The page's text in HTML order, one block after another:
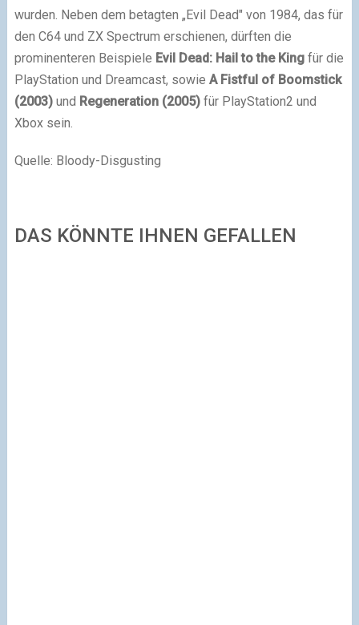
wurden. Neben dem betagten „Evil Dead" von 1984, das für
den C64 und ZX Spectrum erschienen, dürften die
prominenteren Beispiele Evil Dead: Hail to the Kingfür die
PlayStation und Dreamcast, sowie A Fistful of Boomstick
(2003)und Regeneration (2005)für PlayStation2 und
Xbox sein.
Quelle: Bloody-Disgusting
DAS KÖNNTE IHNEN GEFALLEN